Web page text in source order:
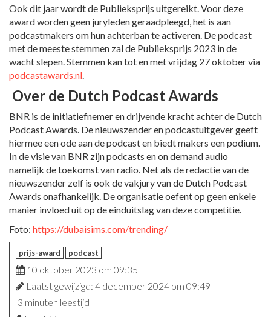
Ook dit jaar wordt de Publieksprijs uitgereikt. Voor deze
award worden geen juryleden geraadpleegd, het is aan
podcastmakers om hun achterban te activeren. De podcast
met de meeste stemmen zal de Publieksprijs 2023 in de
wacht slepen. Stemmen kan tot en met vrijdag 27 oktober via
podcastawards.nl
Over de Dutch Podcast Awards
BNR is de initiatiefnemer en drijvende kracht achter de Dutch
Podcast Awards. De nieuwszender en podcastuitgever geeft
hiermee een ode aan de podcast en biedt makers een podium.
In de visie van BNR zijn podcasts en on demand audio
namelijk de toekomst van radio. Net als de redactie van de
nieuwszender zelf is ook de vakjury van de Dutch Podcast
Awards onafhankelijk. De organisatie oefent op geen enkele
manier invloed uit op de einduitslag van deze competitie.
Foto: https://dubaisims.com/trending/
prijs-award podcast
10 oktober 2023 om 09:35
Laatst gewijzigd: 4 december 2024 om 09:49
3 minuten leestijd